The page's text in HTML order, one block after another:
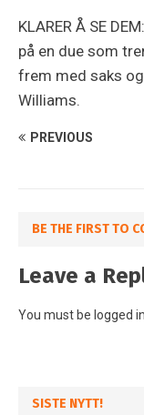
KLARER Å SE
på en due som
frem med saks og
Williams.
PREVIOUS
BE THE FIRST TO
Leave a
You must be logged in
SISTE NYTT!